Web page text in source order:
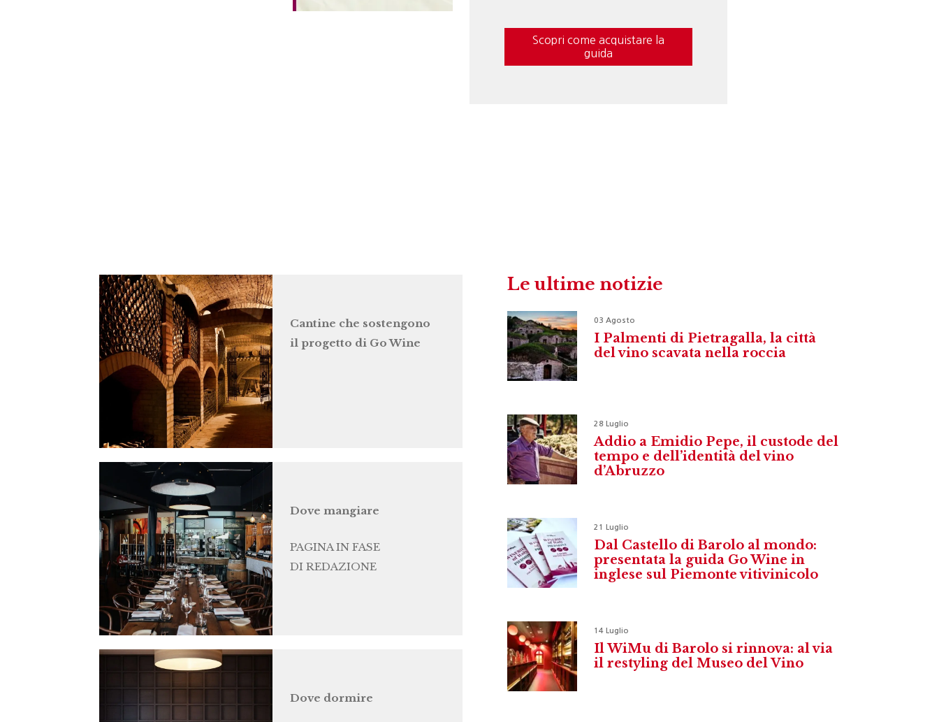
Scopri come acquistare la
guida
Cantine che sostengono
il progetto di Go Wine
Dove mangiare
PAGINA IN FASE
DI REDAZIONE
Dove dormire
Le ultime notizie
03 Agosto
I Palmenti di Pietragalla, la città
del vino scavata nella roccia
28 Luglio
Addio a Emidio Pepe, il custode del
tempo e dell’identità del vino
d’Abruzzo
21 Luglio
Dal Castello di Barolo al mondo:
presentata la guida Go Wine in
inglese sul Piemonte vitivinicolo
14 Luglio
Il WiMu di Barolo si rinnova: al via
il restyling del Museo del Vino